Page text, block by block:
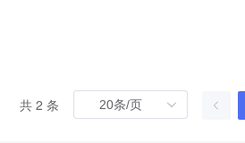
目联系人陈彦项目联系电话0779-2038244
共 2 条